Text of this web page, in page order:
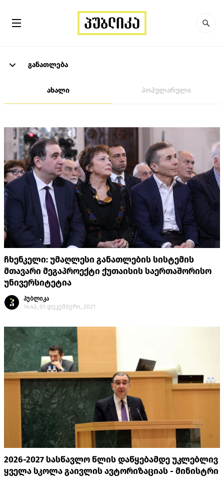
განათლება
ახალი პოპულარული
ჩხენკელი: უმაღლესი განათლების სისტემის
მთავარი მეგაპროექტი ქუთაისის საერთაშორისო
უნივერსიტეტია
პუბლიკა
14:43, 01 დეკემბერი, 2021
2026-2027 სასწავლო წლის დაწყებამდე უკლებლივ
ყველა სკოლა გაივლის ავტორიზაციას - მინისტრი